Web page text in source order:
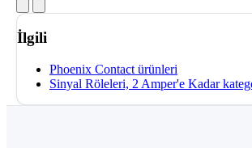
İlgili
Phoenix Contact ürünleri
Sinyal Röleleri, 2 Amper'e Kadar